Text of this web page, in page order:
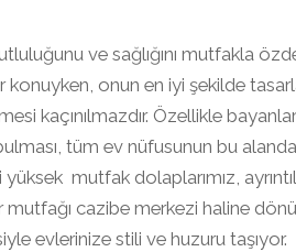
ve sağlığını mutfakla
onun en iyi şekilde
kaçınılmazdır. Özellikle
tüm ev nüfusunun bu
mutfak dolaplarımız,
cazibe merkezi haline
evlerinize stili ve huzuru taşıyor.